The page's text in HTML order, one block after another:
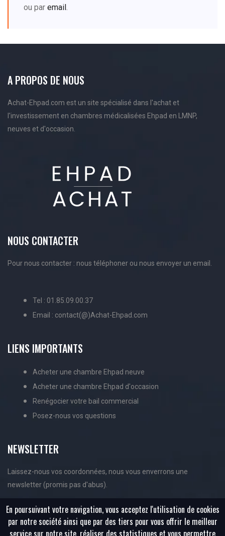
ou par email
A PROPOS DE NOUS
Achat-Ehpad.com est un site spécialisé dans l'achat et
l'investissement en chambres médicalisées Ehpad en LMNP,
neuves et d'occasion.
NOUS CONTACTER
Pour nous contacter : nous téléphoner ou nous envoyer un email.
Tel : 01.85.09.00.37
Email : contact(@)Achat-Ehpad.com
LIENS IMPORTANTS
Acheter une chambre Ehpad neuve
Acheter une chambre Ehpad d'occasion
Renégocier votre bail commercial
Posez-nous vos questions
NEWSLETTER
Laissez-nous vos coordonnées, nous vous enverrons une
newsletter (promis pas d'abus).
En poursuivant votre navigation, vous acceptez l'utilisation de cookies
par notre société ainsi que par des tiers pour vous offrir le meilleur
service sur notre site, réaliser des statistiques et vous permettre